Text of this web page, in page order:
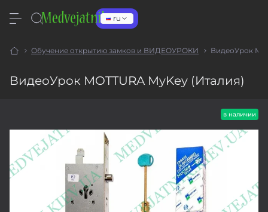
ru
Обучение открытию замков и ВИДЕОУРОКИ ВидеоУрок
ВидеоУрок МOTTURA MyKey (Италия)
в наличии